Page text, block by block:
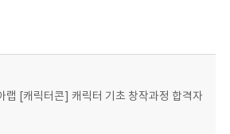
랩 [캐릭터콘] 캐릭터 기초 창작과정 합격자